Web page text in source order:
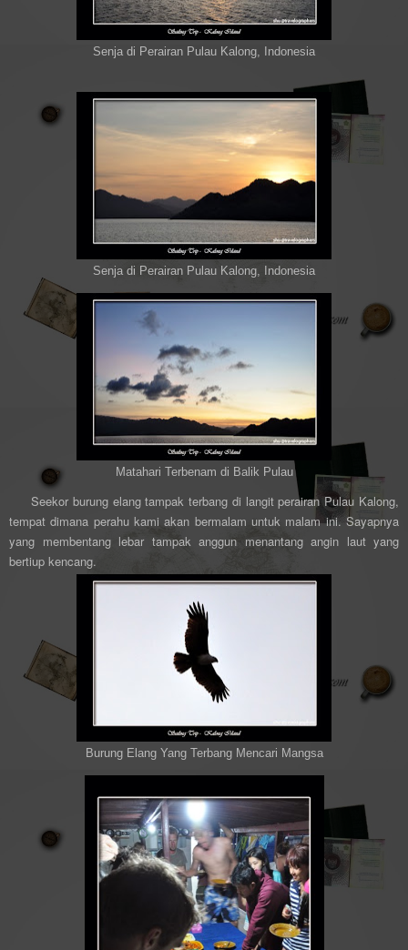
Senja di Perairan Pulau Kalong, Indonesia
Senja di Perairan Pulau Kalong, Indonesia
Matahari Terbenam di Balik Pulau
Seekor burung elang tampak terbang di langit perairan Pulau Kalong,
tempat dimana perahu kami akan bermalam untuk malam ini. Sayapnya
yang membentang lebar tampak anggun menantang angin laut yang
bertiup kencang.
Burung Elang Yang Terbang Mencari Mangsa